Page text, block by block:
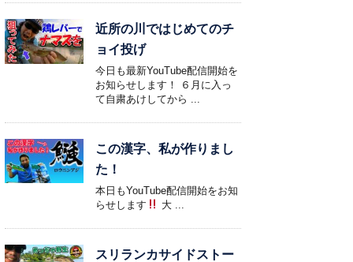
近所の川ではじめてのチ
ョイ投げ
今日も最新YouTube配信開始を
お知らせします！ ６月に入っ
て自粛あけしてから ...
この漢字、私が作りまし
た！
本日もYouTube配信開始をお知
らせします
大 ...
スリランカサイドストー